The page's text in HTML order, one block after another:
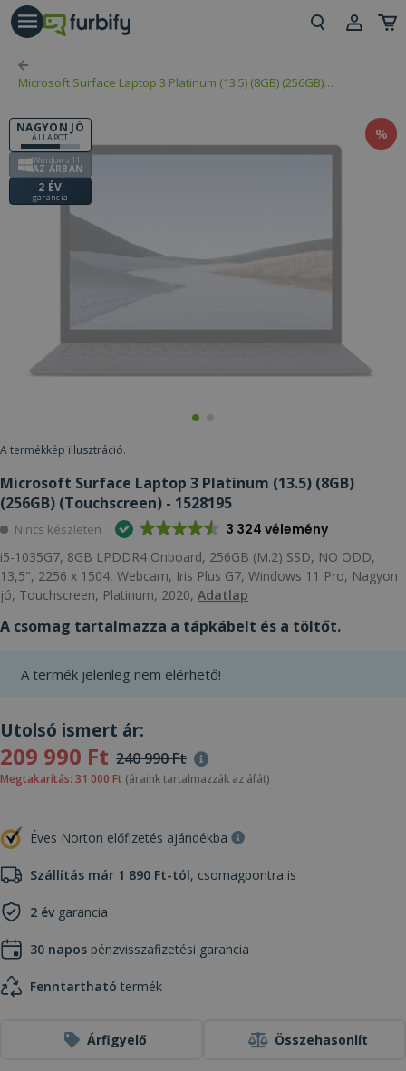
Microsoft Surface Laptop 3 Platinum (13.5) (8GB) (256GB)
NAGYON JÓ
ÁLLAPOT
Windows 11
AZ ÁRBAN
2 ÉV
garancia
%
A termékkép illusztráció.
Microsoft Surface Laptop 3 Platinum (13.5) (8GB)
(256GB) (Touchscreen) - 1528195
Nincs készleten 3 324 vélemény
i5-1035G7, 8GB LPDDR4 Onboard, 256GB (M.2) SSD, NO ODD,
13,5", 2256 x 1504, Webcam, Iris Plus G7, Windows 11 Pro, Nagyon
jó, Touchscreen, Platinum, 2020, Adatlap
A csomag tartalmazza a tápkábelt és a töltőt.
A termék jelenleg nem elérhető!
Utolsó ismert ár:
209 990 Ft 240 990 Ft
Megtakarítás: 31 000 Ft (áraink tartalmazzák az áfát)
Éves Norton előfizetés ajándékba
Szállítás már 1 890 Ft-tól, csomagpontra is
2 évgarancia
30 napos pénzvisszafizetési garancia
Fenntartható termék
Árfigyelő Összehasonlít
gomb